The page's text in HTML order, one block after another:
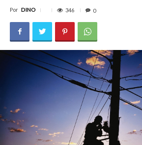
Por DINO 346 0